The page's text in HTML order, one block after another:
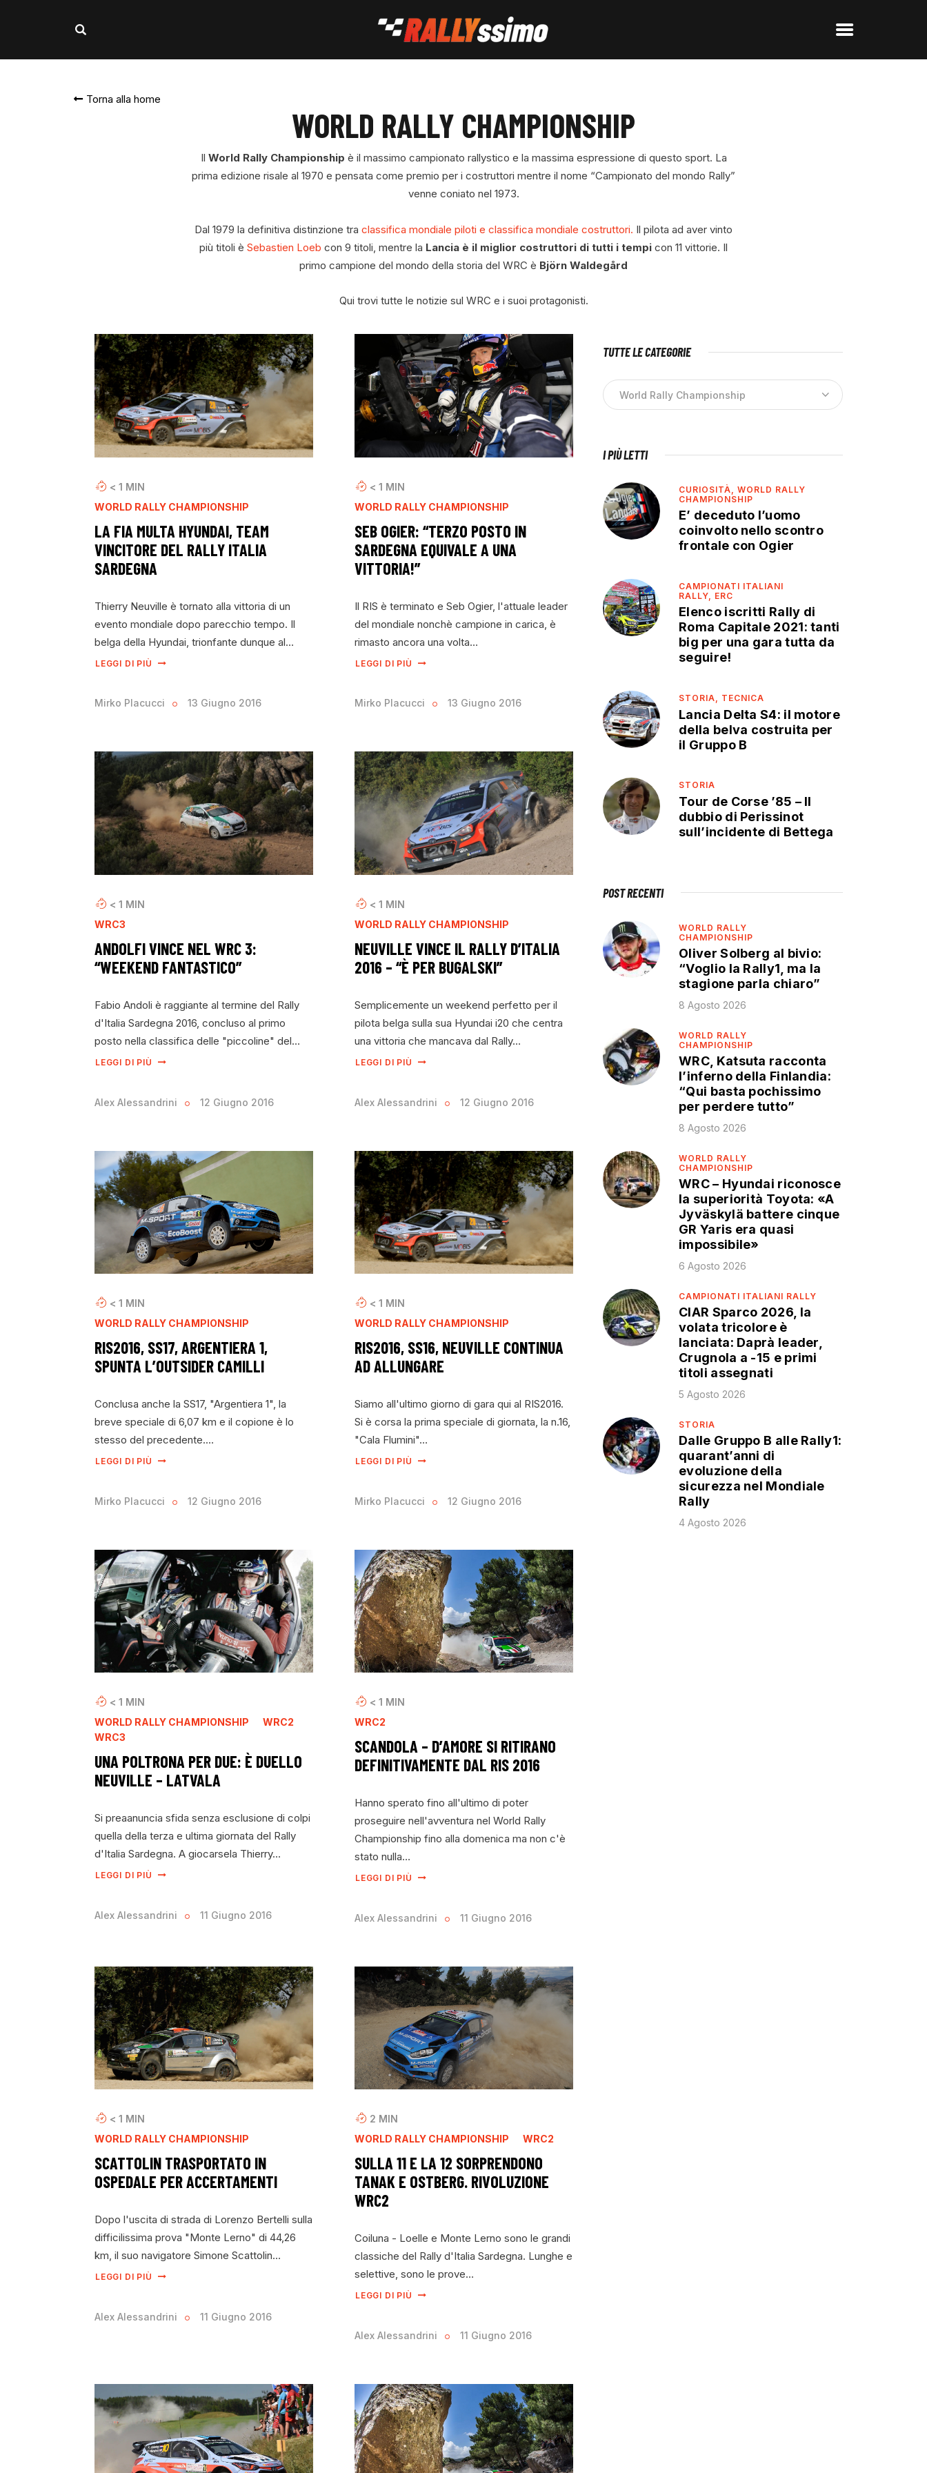
Torna alla home
WORLD RALLY CHAMPIONSHIP
Il World Rally Championship è il massimo campionato rallystico e la massima espressione di questo sport. La
prima edizione risale al 1970 e pensata come premio per i costruttori mentre il nome “Campionato del mondo Rally”
venne coniato nel 1973.
Dal 1979 la definitiva distinzione tra classifica mondiale piloti e classifica mondiale costruttori. Il pilota ad aver vinto
più titoli è Sebastien Loeb con 9 titoli, mentre la Lancia è il miglior costruttori di tutti i tempi con 11 vittorie. Il
primo campione del mondo della storia del WRC è Björn Waldegård
Qui trovi tutte le notizie sul WRC e i suoi protagonisti.
< 1 MIN
WORLD RALLY CHAMPIONSHIP
LA FIA MULTA HYUNDAI, TEAM
VINCITORE DEL RALLY ITALIA
SARDEGNA
Thierry Neuville è tornato alla vittoria di un
evento mondiale dopo parecchio tempo. Il
belga della Hyundai, trionfante dunque al…
LEGGI DI PIÙ
Mirko Placucci 13 Giugno 2016
< 1 MIN
WORLD RALLY CHAMPIONSHIP
SEB OGIER: “TERZO POSTO IN
SARDEGNA EQUIVALE A UNA
VITTORIA!”
Il RIS è terminato e Seb Ogier, l'attuale leader
del mondiale nonchè campione in carica, è
rimasto ancora una volta…
LEGGI DI PIÙ
Mirko Placucci 13 Giugno 2016
< 1 MIN
WRC3
ANDOLFI VINCE NEL WRC 3:
“WEEKEND FANTASTICO”
Fabio Andoli è raggiante al termine del Rally
d'Italia Sardegna 2016, concluso al primo
posto nella classifica delle "piccoline" del…
LEGGI DI PIÙ
Alex Alessandrini 12 Giugno 2016
< 1 MIN
WORLD RALLY CHAMPIONSHIP
NEUVILLE VINCE IL RALLY D’ITALIA
2016 – “È PER BUGALSKI”
Semplicemente un weekend perfetto per il
pilota belga sulla sua Hyundai i20 che centra
una vittoria che mancava dal Rally…
LEGGI DI PIÙ
Alex Alessandrini 12 Giugno 2016
< 1 MIN
WORLD RALLY CHAMPIONSHIP
RIS2016, SS17, ARGENTIERA 1,
SPUNTA L’OUTSIDER CAMILLI
Conclusa anche la SS17, "Argentiera 1", la
breve speciale di 6,07 km e il copione è lo
stesso del precedente.…
LEGGI DI PIÙ
Mirko Placucci 12 Giugno 2016
< 1 MIN
WORLD RALLY CHAMPIONSHIP
RIS2016, SS16, NEUVILLE CONTINUA
AD ALLUNGARE
Siamo all'ultimo giorno di gara qui al RIS2016.
Si è corsa la prima speciale di giornata, la n.16,
"Cala Flumini"…
LEGGI DI PIÙ
Mirko Placucci 12 Giugno 2016
< 1 MIN
WORLD RALLY CHAMPIONSHIP
WRC2
WRC3
UNA POLTRONA PER DUE: È DUELLO
NEUVILLE – LATVALA
Si preaanuncia sfida senza esclusione di colpi
quella della terza e ultima giornata del Rally
d'Italia Sardegna. A giocarsela Thierry…
LEGGI DI PIÙ
Alex Alessandrini 11 Giugno 2016
< 1 MIN
WRC2
SCANDOLA – D’AMORE SI RITIRANO
DEFINITIVAMENTE DAL RIS 2016
Hanno sperato fino all'ultimo di poter
proseguire nell'avventura nel World Rally
Championship fino alla domenica ma non c'è
stato nulla…
LEGGI DI PIÙ
Alex Alessandrini 11 Giugno 2016
< 1 MIN
WORLD RALLY CHAMPIONSHIP
SCATTOLIN TRASPORTATO IN
OSPEDALE PER ACCERTAMENTI
Dopo l'uscita di strada di Lorenzo Bertelli sulla
difficilissima prova "Monte Lerno" di 44,26
km, il suo navigatore Simone Scattolin…
LEGGI DI PIÙ
Alex Alessandrini 11 Giugno 2016
2 MIN
WORLD RALLY CHAMPIONSHIP
WRC2
SULLA 11 E LA 12 SORPRENDONO
TANAK E OSTBERG. RIVOLUZIONE
WRC2
Coiluna - Loelle e Monte Lerno sono le grandi
classiche del Rally d'Italia Sardegna. Lunghe e
selettive, sono le prove…
LEGGI DI PIÙ
Alex Alessandrini 11 Giugno 2016
TUTTE LE CATEGORIE
I PIÙ LETTI
CURIOSITÀ,WORLD RALLY
CHAMPIONSHIP
E’ deceduto l’uomo
coinvolto nello scontro
frontale con Ogier
CAMPIONATI ITALIANI
RALLY, ERC
Elenco iscritti Rally di
Roma Capitale 2021: tanti
big per una gara tutta da
seguire!
STORIA, TECNICA
Lancia Delta S4: il motore
della belva costruita per
il Gruppo B
STORIA
Tour de Corse ’85 – Il
dubbio di Perissinot
sull’incidente di Bettega
POST RECENTI
WORLD RALLY
CHAMPIONSHIP
Oliver Solberg al bivio:
“Voglio la Rally1, ma la
stagione parla chiaro”
8 Agosto 2026
WORLD RALLY
CHAMPIONSHIP
WRC, Katsuta racconta
l’inferno della Finlandia:
“Qui basta pochissimo
per perdere tutto”
8 Agosto 2026
WORLD RALLY
CHAMPIONSHIP
WRC – Hyundai riconosce
la superiorità Toyota: «A
Jyväskylä battere cinque
GR Yaris era quasi
impossibile»
6 Agosto 2026
CAMPIONATI ITALIANI RALLY
CIAR Sparco 2026, la
volata tricolore è
lanciata: Daprà leader,
Crugnola a -15 e primi
titoli assegnati
5 Agosto 2026
STORIA
Dalle Gruppo B alle Rally1:
quarant’anni di
evoluzione della
sicurezza nel Mondiale
Rally
4 Agosto 2026